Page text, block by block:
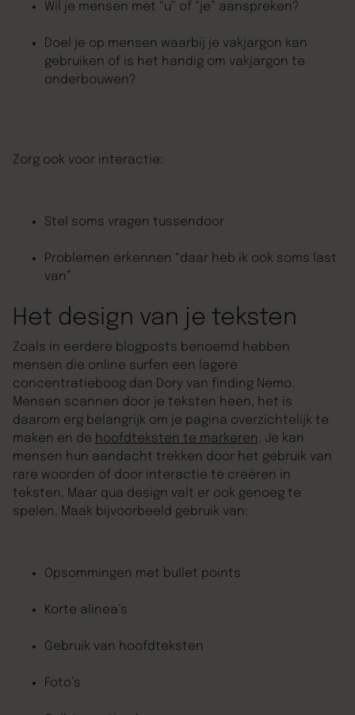
Wil je mensen met “u” of “je” aanspreken?
Doel je op mensen waarbij je vakjargon kan
gebruiken of is het handig om vakjargon te
onderbouwen?
Zorg ook voor interactie:
Stel soms vragen tussendoor
Problemen erkennen “daar heb ik ook soms last
van”
Het design van je teksten
Zoals in eerdere blogposts benoemd hebben
mensen die online surfen een lagere
concentratieboog dan Dory van finding Nemo.
Mensen scannen door je teksten heen, het is
daarom erg belangrijk om je pagina overzichtelijk te
maken en de hoofdteksten te markeren. Je kan
mensen hun aandacht trekken door het gebruik van
rare woorden of door interactie te creëren in
teksten. Maar qua design valt er ook genoeg te
spelen. Maak bijvoorbeeld gebruik van:
Opsommingen met bullet points
Korte alinea’s
Gebruik van hoofdteksten
Foto’s